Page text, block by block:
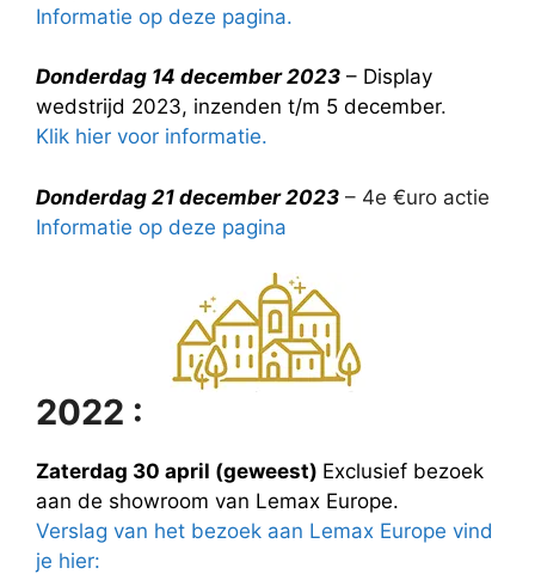
Informatie op deze pagina.
Donderdag 14 december 2023 – Display
wedstrijd 2023, inzenden t/m 5 december.
Klik hier voor informatie.
Donderdag 21 december 2023 – 4e €uro actie
Informatie op deze pagina
2022 :
Zaterdag 30 april (geweest) Exclusief bezoek
aan de showroom van Lemax Europe.
Verslag van het bezoek aan Lemax Europe vind
je hier: